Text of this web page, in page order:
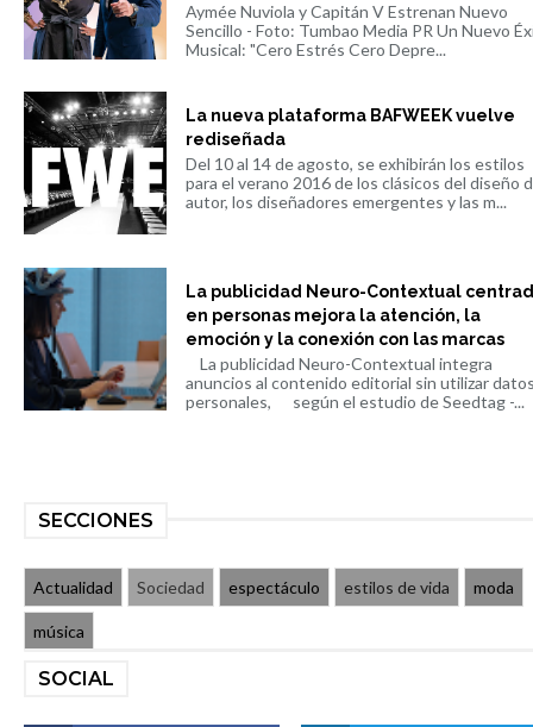
Aymée Nuviola y Capitán V Estrenan Nuevo
Sencillo - Foto: Tumbao Media PR Un Nuevo
Musical: "Cero Estrés Cero Depre...
La nueva plataforma BAFWEEK vuelve
rediseñada
Del 10 al 14 de agosto, se exhibirán los estilos
para el verano 2016 de los clásicos del diseño
autor, los diseñadores emergentes y las m...
La publicidad Neuro-Contextual
en personas mejora la atención, la
emoción y la conexión con las marcas
La publicidad Neuro-Contextual integra
anuncios al contenido editorial sin utilizar
personales, según el estudio de Seedtag -...
SECCIONES
Actualidad Sociedad espectáculo estilos de vida moda
música
SOCIAL